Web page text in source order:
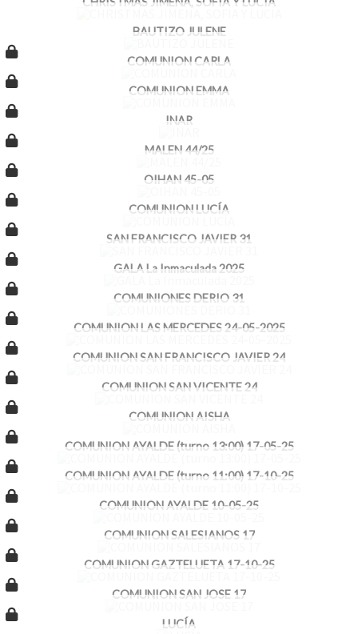
BAUTIZO JULENE
COMUNION CARLA
COMUNION EMMA
INAR
MALEN 44/25
OIHAN 45-05
COMUNION LUCÍA
SAN FRANCISCO JAVIER 31
GALA La Inmaculada 2025
COMUNIONES DERIO 31
COMUNION LAS MERCEDES 24-05-2025
COMUNION SAN FRANCISCO JAVIER 24
COMUNION SAN VICENTE 24
COMUNION AISHA
COMUNION AYALDE (turno 13:00) 17-05-25
COMUNION AYALDE (turno 11:00) 17-10-25
COMUNION AYALDE 10-05-25
COMUNION SALESIANOS 17
COMUNION GAZTELUETA 17-10-25
COMUNION SAN JOSE 17
LUCÍA